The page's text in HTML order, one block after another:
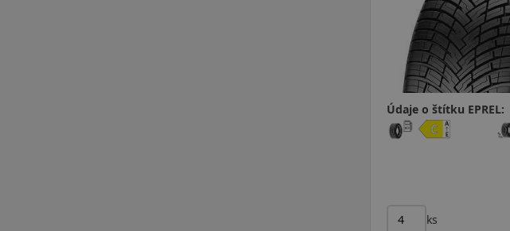
Údaje o štítku EPREL:
ks